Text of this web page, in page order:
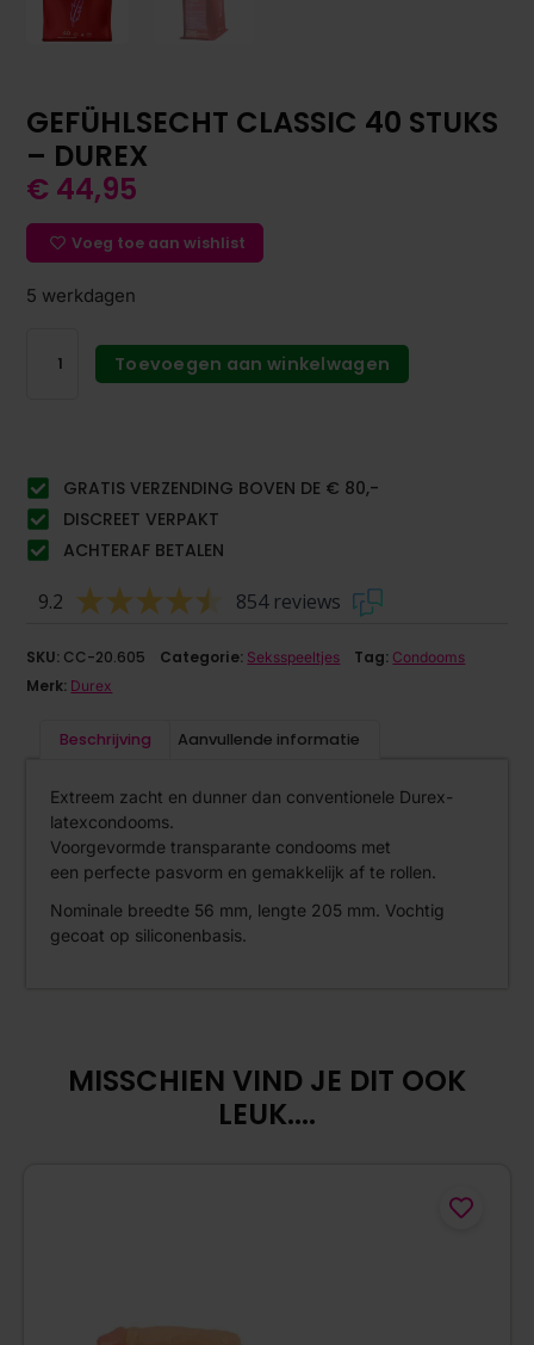
GEFÜHLSECHT CLASSIC 40 STUKS
– DUREX
€ 44,95
Voeg toe aan wishlist
5 werkdagen
Toevoegen aan winkelwagen
GRATIS VERZENDING BOVEN DE € 80,-
DISCREET VERPAKT
ACHTERAF BETALEN
9.2 854 reviews
SKU: CC-20.605 Categorie: Seksspeeltjes Tag: Condooms
Merk: Durex
Beschrijving Aanvullende informatie
Extreem zacht en dunner dan conventionele Durex-
latexcondooms.
Voorgevormde transparante condooms met
een perfecte pasvorm en gemakkelijk af te rollen.
Nominale breedte 56 mm, lengte 205 mm. Vochtig
gecoat op siliconenbasis.
MISSCHIEN VIND JE DIT OOK
LEUK....